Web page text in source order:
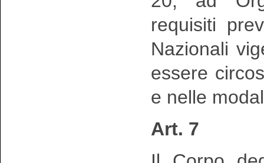
requisiti
Nazionali
essere
e nelle
Art. 7